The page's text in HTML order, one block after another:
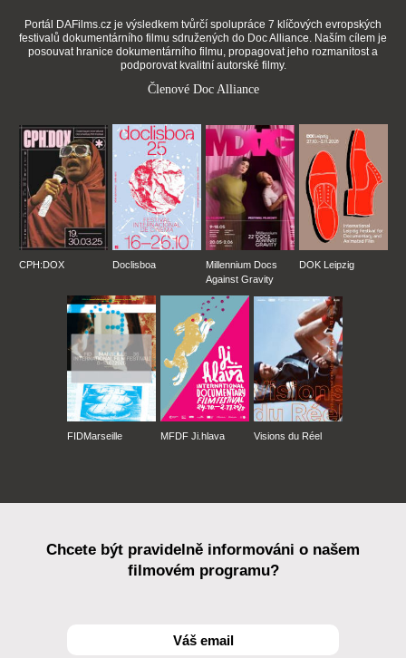
Portál DAFilms.cz je výsledkem tvůrčí spolupráce 7 klíčových evropských
festivalů dokumentárního filmu sdružených do Doc Alliance. Naším cílem je
posouvat hranice dokumentárního filmu, propagovat jeho rozmanitost a
podporovat kvalitní autorské filmy.
Členové Doc Alliance
CPH:DOX Doclisboa
Millennium Docs
Against Gravity
DOK Leipzig
FIDMarseille MFDF Ji.hlava Visions du Réel
Chcete být pravidelně informováni o našem
filmovém programu?